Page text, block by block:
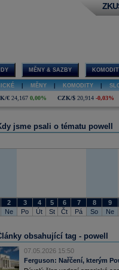
MĚNY & SAZBY
MĚNY KOMODITY
€ 24,167 0,00% CZK/$ 20,914 -0,03%
jsme psali o tématu powell
2 3 4 5 6 7 8
9
Ne Po Út St Čt Pá So Ne
obsahující tag - powell
07.05.2026 15:50
Ferguson: Nařčení, kterým